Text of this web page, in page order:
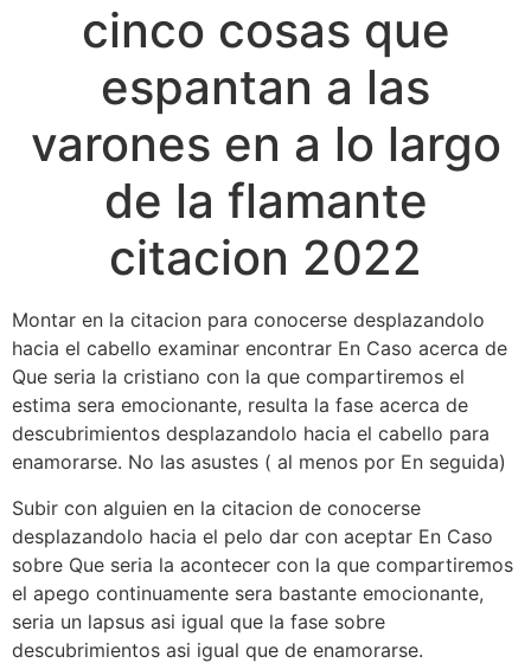
cinco cosas que
espantan a las
varones en a lo largo
de la flamante
citacion 2022
Montar en la citacion para conocerse desplazandolo
hacia el cabello examinar encontrar En Caso acerca de
Que seri­a la cristiano con la que compartiremos el
estima sera emocionante, resulta la fase acerca de
descubrimientos desplazandolo hacia el cabello para
enamorarse. No las asustes ( al menos por En seguida)
Subir con alguien en la citacion de conocerse
desplazandolo hacia el pelo dar con aceptar En Caso
sobre Que seri­a la acontecer con la que compartiremos
el apego continuamente sera bastante emocionante,
seri­a un lapsus asi­ igual que la fase sobre
descubrimientos asi­ igual que de enamorarse.